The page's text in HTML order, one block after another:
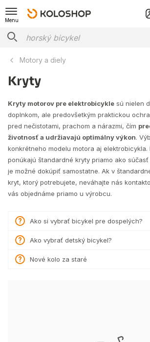
Menu
Motory a diely
Kryty
Kryty motorov pre elektrobicykle sú nielen
doplnkom, ale predovšetkým praktickou
pred nečistotami, prachom a nárazmi, čím
životnosť a udržiavajú optimálny výkon.
konkrétneho modelu motora aj elektrobicykla.
ponúkajú štandardné kryty priamo ako
je možné dokúpiť samostatne. Ak v
kryt, ktorý potrebujete, neváhajte nás
vás objednáme priamo u výrobcu.
Ako si vybrať bicykel pre dospelých?
Ako vybrať detský bicykel?
Nové kolo za staré